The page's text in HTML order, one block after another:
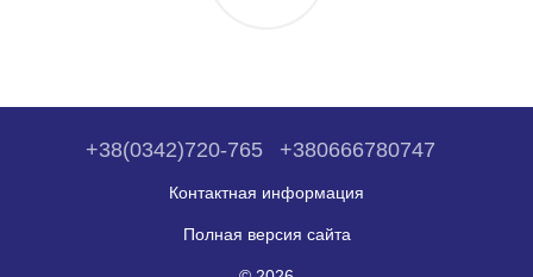
+38(0342)720-765 +380666780747
Контактная информация
Полная версия сайта